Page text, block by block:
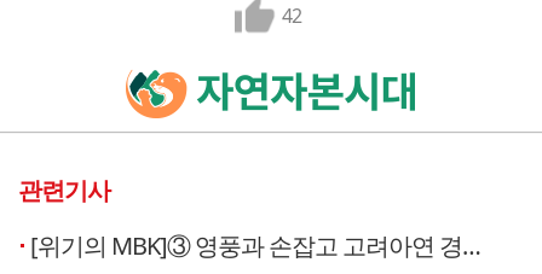
42
관련기사
[위기의 MBK]③ 영풍과 손잡고 고려아연 경영권 분쟁 지속…M&A 명분 흔들려 갈등 장기화